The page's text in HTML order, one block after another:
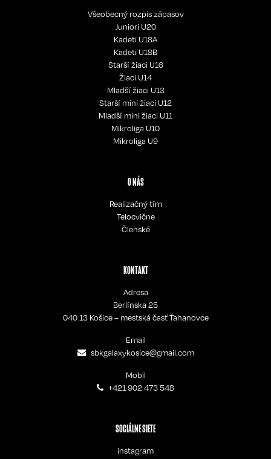
Všeobecný rozpis zápasov
Juniori U20
Kadeti U18A
Kadeti U18B
Starší žiaci U16
Žiaci U14
Mladší žiaci U13
Starší mini žiaci U12
Mladší mini žiaci U11
Mikroliga U10
Mikroliga U9
O NÁS
Realizačný tím
Telocvične
Členské
KONTAKT
Adresa
Berlínska 25
040 13 Košice – mestská časť Ťahanovce
Email
sbkgalaxykosice@gmail.com
Mobil
+421 902 473 548
SOCIÁLNE SIETE
instagram